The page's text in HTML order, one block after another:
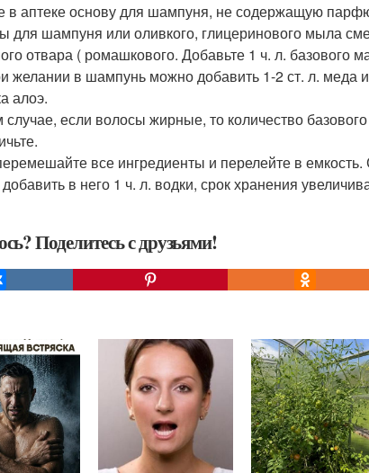
в аптеке основу для шампуня, не содержащую
для шампуня или оливкого, глицеринового мыла
отвара ( ромашкового. Добавьте 1 ч. л. базового
желании в шампунь можно добавить 1-2 ст. л. меда
алоэ.
случае, если волосы жирные, то количество
все ингредиенты и перелейте в
в него 1 ч. л. водки, срок хранения
Поделитесь с друзьями!